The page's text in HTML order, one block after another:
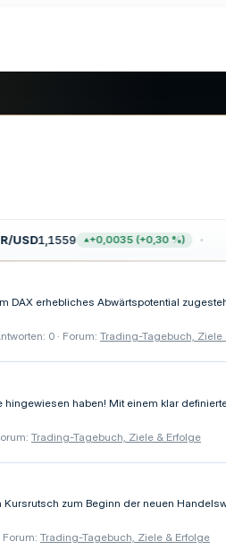
USD1,1559 +0,0035 (+0,30 %)
DAX erhebliches Abwärtspotential
0 Forum: Trading-Tagebuch, Ziele
hingewiesen haben! Mit einem klar
Trading-Tagebuch, Ziele & Erfolge
zum Beginn der neuen
Forum: Trading-Tagebuch, Ziele & Erfolge